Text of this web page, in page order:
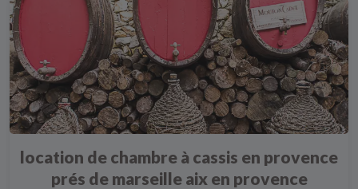
location de chambre à cassis en provence
prés de marseille aix en provence